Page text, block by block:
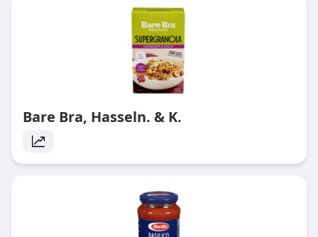
Bare Bra, Hasseln. & K.